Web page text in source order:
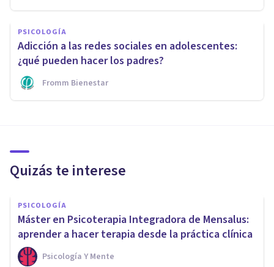
PSICOLOGÍA
Adicción a las redes sociales en adolescentes:
¿qué pueden hacer los padres?
Fromm Bienestar
Quizás te interese
PSICOLOGÍA
Máster en Psicoterapia Integradora de Mensalus:
aprender a hacer terapia desde la práctica clínica
Psicología Y Mente